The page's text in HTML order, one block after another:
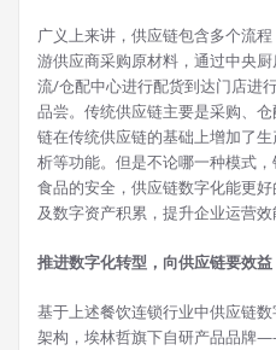
广义上来讲，供应链包含多个流
游供应商采购原材料，通过中央
流/仓配中心进行配货到达门店进
品尝。传统供应链主要是采购、
链在传统供应链的基础上增加了
析等功能。但是不论哪一种模式
食品的安全，供应链数字化能更
及数字资产积累，提升企业运营效
推进数字化转型，向供应链要效益
基于上述餐饮连锁行业中供应链
架构，埃林哲旗下自研产品品牌